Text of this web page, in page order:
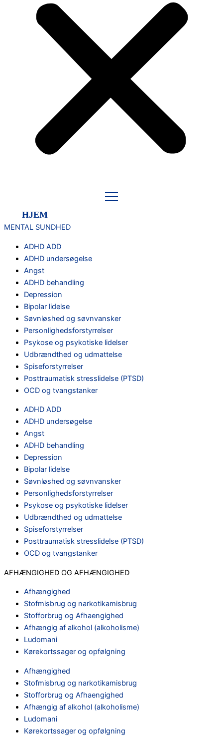
HJEM
MENTAL SUNDHED
ADHD ADD
ADHD undersøgelse
Angst
ADHD behandling
Depression
Bipolar lidelse
Søvnløshed og søvnvansker
Personlighedsforstyrrelser
Psykose og psykotiske lidelser
Udbrændthed og udmattelse
Spiseforstyrrelser
Posttraumatisk stresslidelse (PTSD)
OCD og tvangstanker
ADHD ADD
ADHD undersøgelse
Angst
ADHD behandling
Depression
Bipolar lidelse
Søvnløshed og søvnvansker
Personlighedsforstyrrelser
Psykose og psykotiske lidelser
Udbrændthed og udmattelse
Spiseforstyrrelser
Posttraumatisk stresslidelse (PTSD)
OCD og tvangstanker
AFHÆNGIGHED OG AFHÆNGIGHED
Afhængighed
Stofmisbrug og narkotikamisbrug
Stofforbrug og Afhaengighed
Afhængig af alkohol (alkoholisme)
Ludomani
Kørekortssager og opfølgning
Afhængighed
Stofmisbrug og narkotikamisbrug
Stofforbrug og Afhaengighed
Afhængig af alkohol (alkoholisme)
Ludomani
Kørekortssager og opfølgning